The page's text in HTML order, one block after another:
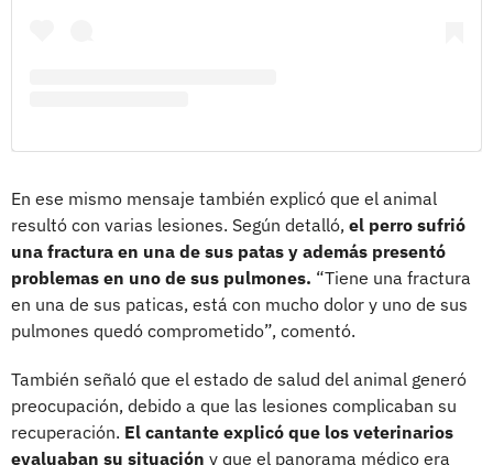
En ese mismo mensaje también explicó que el animal
resultó con varias lesiones. Según detalló, el perro sufrió
una fractura en una de sus patas y además presentó
problemas en uno de sus pulmones. “Tiene una fractura
en una de sus paticas, está con mucho dolor y uno de sus
pulmones quedó comprometido”, comentó.
También señaló que el estado de salud del animal generó
preocupación, debido a que las lesiones complicaban su
recuperación. El cantante explicó que los veterinarios
evaluaban su situación y que el panorama médico era